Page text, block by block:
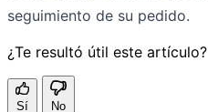
seguimiento de su pedido.
¿Te resultó útil este artículo?
Sí No